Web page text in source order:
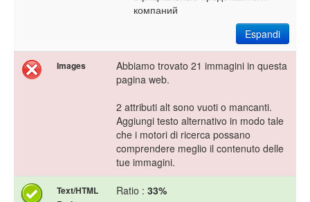
компаний
Espandi
Images
Abbiamo trovato 21 immagini in questa
pagina web.
2 attributi alt sono vuoti o mancanti.
Aggiungi testo alternativo in modo tale
che i motori di ricerca possano
comprendere meglio il contenuto delle
tue immagini.
Text/HTML
Ratio : 33%